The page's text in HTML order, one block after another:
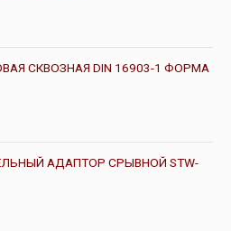
СКВОЗНАЯ DIN 16903-1 ФОРМА
АДАПТОР СРЫВНОЙ STW-